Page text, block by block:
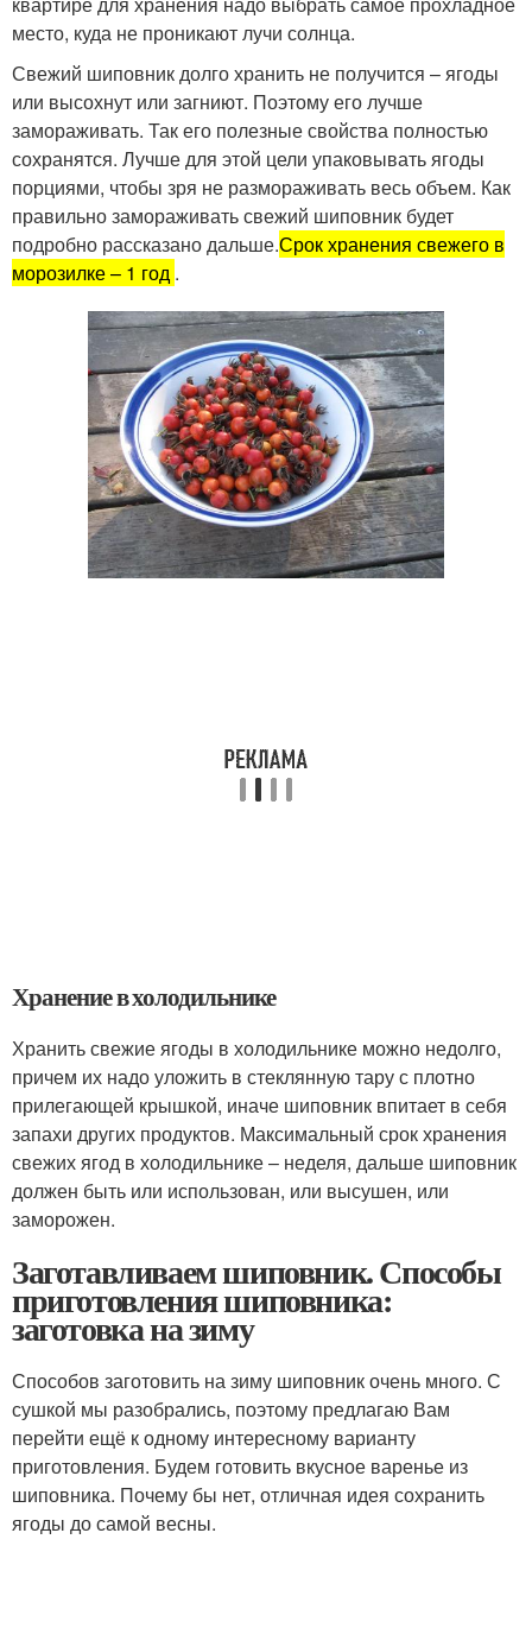
место, куда не проникают лучи солнца.
Свежий шиповник долго хранить не получится – ягоды
или высохнут или загниют. Поэтому его лучше
замораживать. Так его полезные свойства полностью
сохранятся. Лучше для этой цели упаковывать ягоды
порциями, чтобы зря не размораживать весь объем. Как
правильно замораживать свежий шиповник будет
подробно рассказано дальше.Срок хранения свежего в
морозилке – 1 год .
Хранение в холодильнике
Хранить свежие ягоды в холодильнике можно недолго,
причем их надо уложить в стеклянную тару с плотно
прилегающей крышкой, иначе шиповник впитает в себя
запахи других продуктов. Максимальный срок хранения
свежих ягод в холодильнике – неделя, дальше шиповник
должен быть или использован, или высушен, или
заморожен.
Заготавливаем шиповник. Способы
приготовления шиповника:
заготовка на зиму
Способов заготовить на зиму шиповник очень много. С
сушкой мы разобрались, поэтому предлагаю Вам
перейти ещё к одному интересному варианту
приготовления. Будем готовить вкусное варенье из
шиповника. Почему бы нет, отличная идея сохранить
ягоды до самой весны.